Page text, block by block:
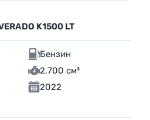
K1500 LT
Бензин
2,700 см³
2022